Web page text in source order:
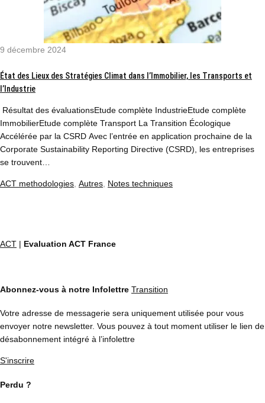
9 décembre 2024
État des Lieux des Stratégies Climat dans l’Immobilier, les Transports et
l’Industrie
Résultat des évaluationsEtude complète IndustrieEtude complète
ImmobilierEtude complète Transport La Transition Écologique
Accélérée par la CSRD Avec l’entrée en application prochaine de la
Corporate Sustainability Reporting Directive (CSRD), les entreprises
se trouvent…
ACT methodologies Autres Notes techniques
ACT | Evaluation ACT France
Abonnez-vous à notre Infolettre Transition
Votre adresse de messagerie sera uniquement utilisée pour vous
envoyer notre newsletter. Vous pouvez à tout moment utiliser le lien de
désabonnement intégré à l’infolettre
S'inscrire
Perdu ?